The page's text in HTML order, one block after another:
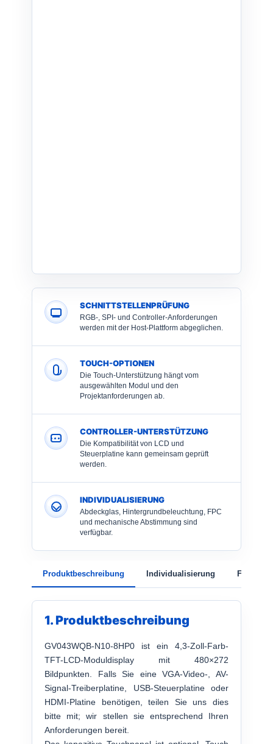
SCHNITTSTELLENPRÜFUNG
RGB-, SPI- und Controller-Anforderungen
werden mit der Host-Plattform abgeglichen.
TOUCH-OPTIONEN
Die Touch-Unterstützung hängt vom
ausgewählten Modul und den
Projektanforderungen ab.
CONTROLLER-UNTERSTÜTZUNG
Die Kompatibilität von LCD und
Steuerplatine kann gemeinsam geprüft
werden.
INDIVIDUALISIERUNG
Abdeckglas, Hintergrundbeleuchtung, FPC
und mechanische Abstimmung sind
verfügbar.
Produktbeschreibung Individualisierung FAQ
1. Produktbeschreibung
GV043WQB-N10-8HP0 ist ein 4,3-Zoll-Farb-
TFT-LCD-Moduldisplay mit 480×272
Bildpunkten. Falls Sie eine VGA-Video-, AV-
Signal-Treiberplatine, USB-Steuerplatine oder
HDMI-Platine benötigen, teilen Sie uns dies
bitte mit; wir stellen sie entsprechend Ihren
Anforderungen bereit.